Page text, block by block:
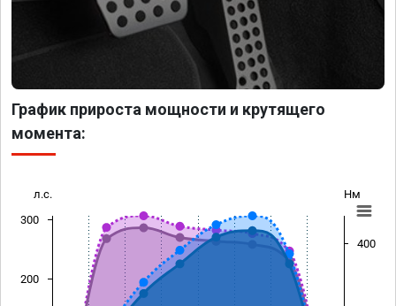
График прироста мощности и крутящего
момента:
л.с. Нм
200
300
400